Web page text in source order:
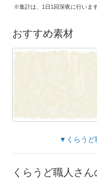
※集計は、1日1回深夜に行いま
おすすめ素材
▼くらうど
くらうど職人さ